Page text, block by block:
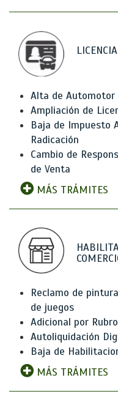
Alta de Automotor
Ampliación de
Baja de Impuesto
Radicación
Cambio de
de Venta
MÁS TRÁMITES
Reclamo de
de juegos
Adicional por Rubro
Autoliquidación
Baja de
MÁS TRÁMITES